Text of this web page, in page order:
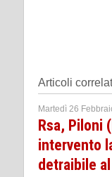
Articoli
Martedì 26
Rsa, Piloni
intervento
detraibile al